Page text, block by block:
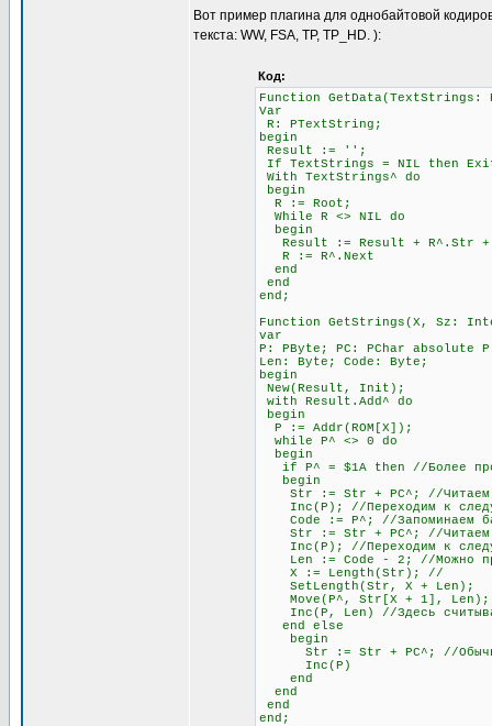
Вот пример плагина для однобайтовой
текста: WW, FSA, TP, TP_HD. ):
Код:
Function
Var
R: PTextString;
begin
Result := '';
If TextStrings = NIL then
With TextStrings^ do
begin
R := Root;
While R <> NIL do
begin
Result := Result + R^.Str +
R := R^.Next
end
end
end;
Function GetStrings(X, Sz:
var
P: PByte; PC: PChar absolute
Len: Byte; Code: Byte;
begin
New(Result, Init);
with Result.Add^ do
begin
P := Addr(ROM[X]);
while P^ <> 0 do
begin
if P^ = $1A then //Более
begin
Str := Str + PC^; //Читаем
Inc(P); //Переходим к
Code := P^; //Запоминаем
Str := Str + PC^; //Читаем
Inc(P); //Переходим к
Len := Code - 2; //Можно
X := Length(Str); //
SetLength(Str, X +
Move(P^, Str[X + 1],
Inc(P, Len) //Здесь
end else
begin
Str := Str + PC^; //Обычное
Inc(P)
end
end
end
end;